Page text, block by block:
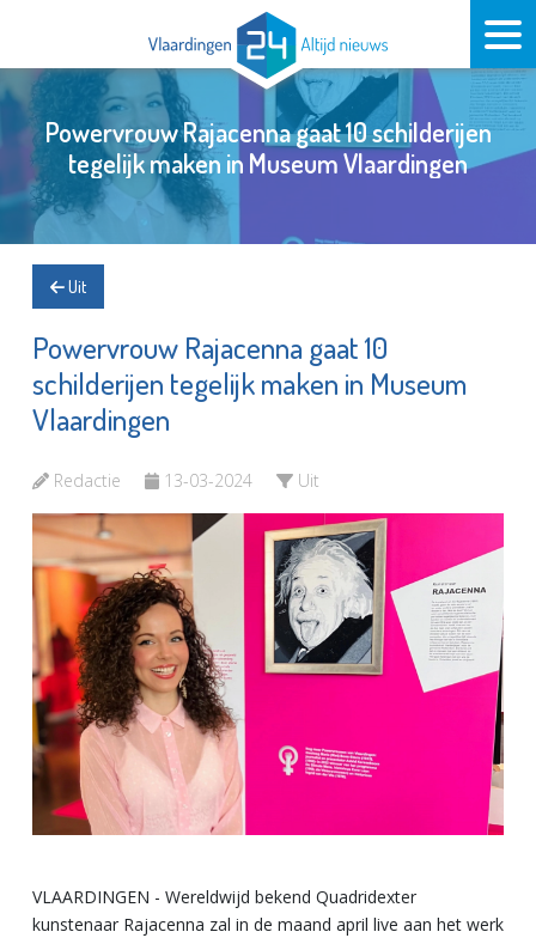
Powervrouw Rajacenna gaat 10 schilderijen
tegelijk maken in Museum Vlaardingen
Uit
Powervrouw Rajacenna gaat 10
schilderijen tegelijk maken in Museum
Vlaardingen
Redactie 13-03-2024 Uit
VLAARDINGEN - Wereldwijd bekend Quadridexter
kunstenaar Rajacenna zal in de maand april live aan het werk